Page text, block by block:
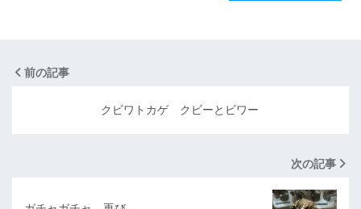
前の記事
クビワトカゲ クビーとビワー
次の記事